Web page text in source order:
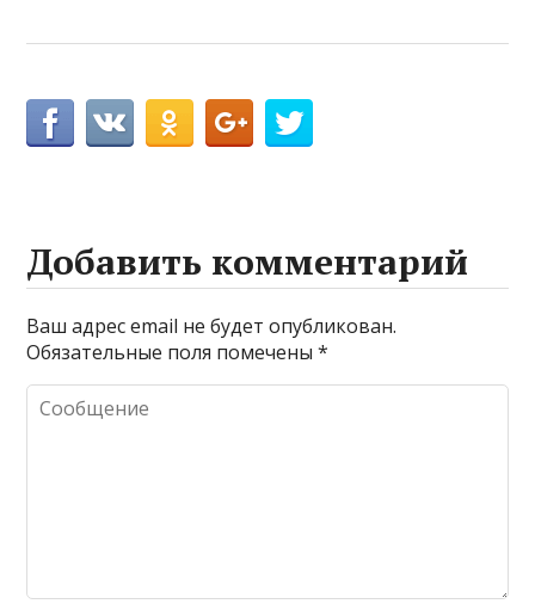
Добавить комментарий
Ваш адрес email не будет опубликован.
Обязательные поля помечены*